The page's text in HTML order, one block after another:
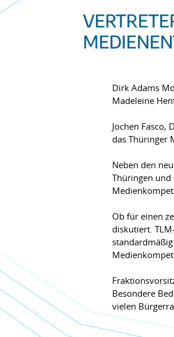
Dirk Adams
Madeleine
Jochen
das Thüringer
Neben den
Thüringen und
Ob für einen
diskutiert.
Besondere
vielen